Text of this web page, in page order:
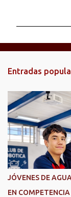
n
t
i
o
s
Entradas
JÓVENES DE
EN